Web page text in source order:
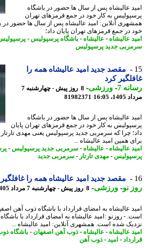
عالیشاه پس از سال ها حضور در باشگاه
به کار خود در جمع قرمزهای تهران
آنلاین: امید عالیشاه پس از سال ها حضور در
در جمع قرمزهای تهران پایان داد؛
عالیشاه-عالیشاه-باشگاه پرسپولیس-پرسپولیس-
جدید پرسپولیس
مقصد جدید امید عالیشاه همه را
کرد
7
-ورزشی-
8 روز پیش - چهارشنبه 7
16:05
81982371
عالیشاه پس از سال ها حضور در باشگاه
به کار خود در جمع قرمزهای تهران پایان
چرا که سرمربی جدید پرسپولیس یعنی مهدی تارتار به
همین امید عالیشاه ...
عالیشاه-عالیشاه-سرمربی جدید پرسپولیس-
-مهدی تارتار- سرمربی جدید
مقصد جدید امید عالیشاه همه را غافلگیر
نو- ورزشی-8 روز پیش - چهارشنبه 7 مرداد 1405، 15:52
عالیشاه به امضای قرارداد با باشگاه ذوب آهن اصفهان
- روزنو :امید عالیشاه به امضای قرارداد با باشگاه
شده است. همشهری آنلاین: امید عالیشاه ...
عالیشاه-عالیشاه-ذوب آهن اصفهان-باشگاه ذوب
-امید -ذوب آهن